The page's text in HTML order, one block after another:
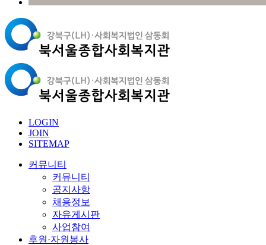
LOGIN
JOIN
SITEMAP
커뮤니티
커뮤니티
공지사항
채용정보
자유게시판
사업참여
후원·자원봉사